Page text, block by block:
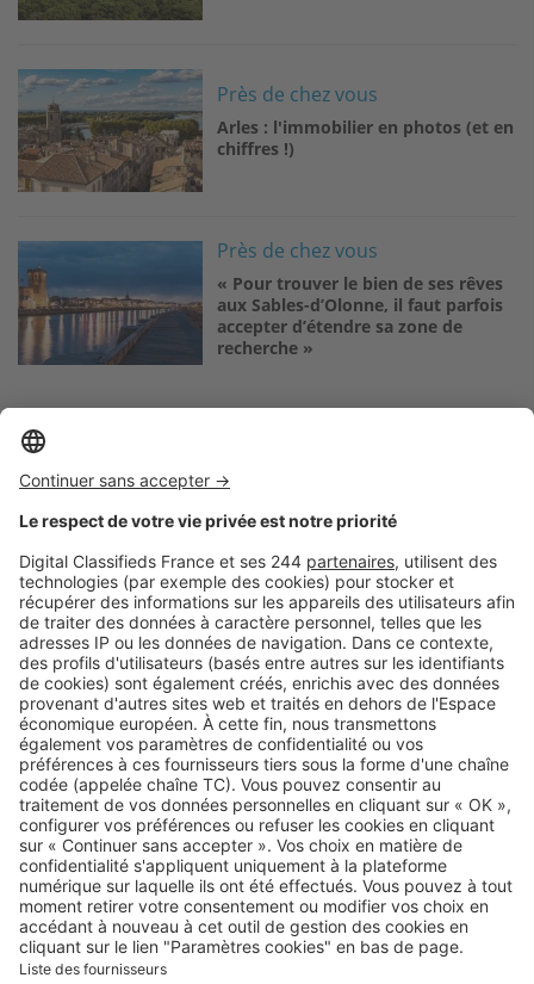
Image
Près de chez vous
Arles : l'immobilier en photos (et en
chiffres !)
Image Près de chez vous
« Pour trouver le bien de ses rêves
aux Sables-d’Olonne, il faut parfois
accepter d’étendre sa zone de
recherche »
Logic-Immo c’est aussi …
Retrouvez-nous sur …
A propos
Qui sommes-nous ?
Contacter le service client
Nous rejoindre
Presse